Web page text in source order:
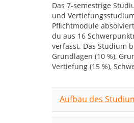
Das 7-semestrige
und
Pflichtmodule
du aus 16
verfasst. Das Studium
Grundlagen (10 %),
Vertiefung (15 %),
Aufbau des